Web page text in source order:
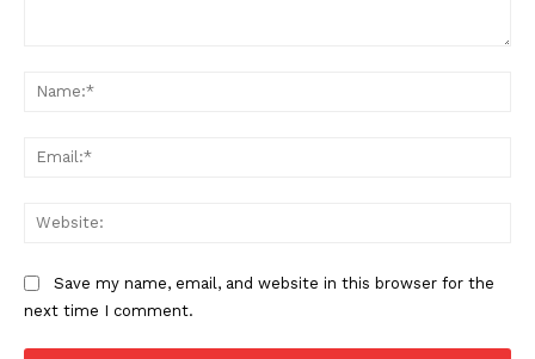
Save my name, email, and website in this browser for the
next time I comment.